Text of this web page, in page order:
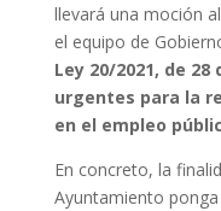
llevará una moción
el equipo de
Ley 20/2021, de
urgentes para la
en el empleo
En concreto, la
Ayuntamiento